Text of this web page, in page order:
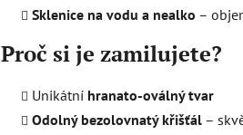
Sklenice na vodu a nealko –
Proč si je zamilujete?
Unikátní hranato-oválný tvar
Odolný bezolovnatý křišťál –